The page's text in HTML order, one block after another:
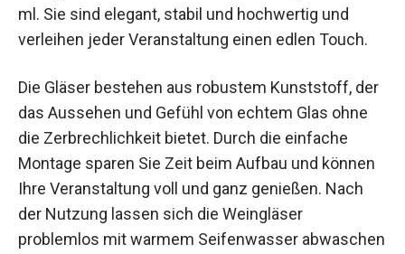
ml. Sie sind elegant, stabil und hochwertig und
verleihen jeder Veranstaltung einen edlen Touch.
Die Gläser bestehen aus robustem Kunststoff, der
das Aussehen und Gefühl von echtem Glas ohne
die Zerbrechlichkeit bietet. Durch die einfache
Montage sparen Sie Zeit beim Aufbau und können
Ihre Veranstaltung voll und ganz genießen. Nach
der Nutzung lassen sich die Weingläser
problemlos mit warmem Seifenwasser abwaschen